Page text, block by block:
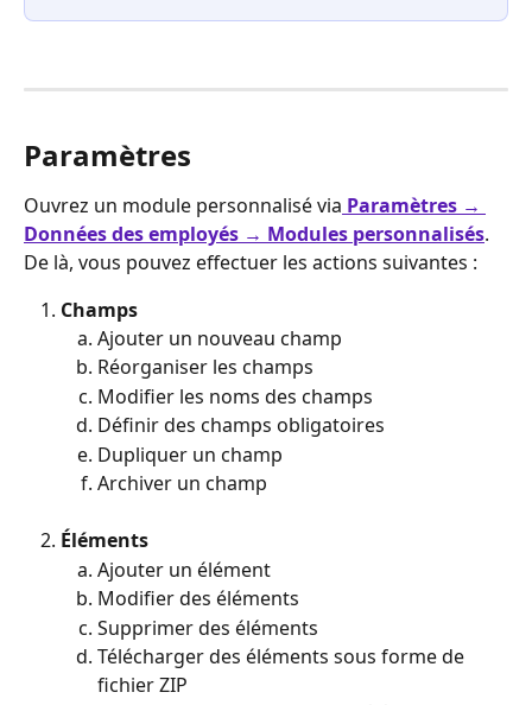
Paramètres
Ouvrez un module personnalisé via Paramètres →
Données des employés → Modules personnalisés.
De là, vous pouvez effectuer les actions suivantes :
Champs
Ajouter un nouveau champ
Réorganiser les champs
Modifier les noms des champs
Définir des champs obligatoires
Dupliquer un champ
Archiver un champ
Éléments
Ajouter un élément
Modifier des éléments
Supprimer des éléments
Télécharger des éléments sous forme de
fichier ZIP